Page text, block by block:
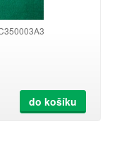
do košíku